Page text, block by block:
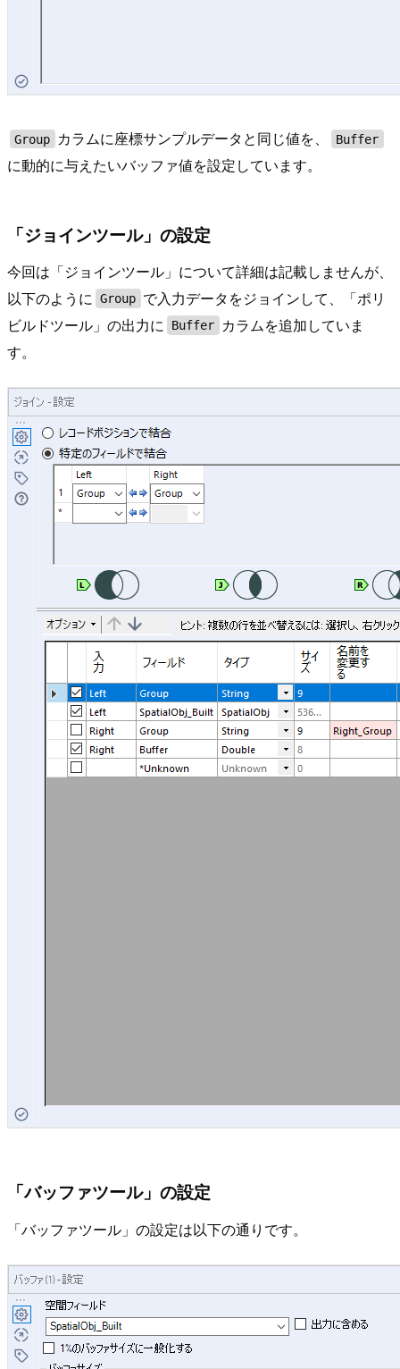
Group カラムに座標サンプルデータと同じ値を、 Buffer
に動的に与えたいバッファ値を設定しています。
「ジョインツール」の設定
今回は「ジョインツール」について詳細は記載しませんが、
以下のように Group で入力データをジョインして、「ポリ
ビルドツール」の出力に
Buffer
カラムを追加していま
す。
「バッファツール」の設定
「バッファツール」の設定は以下の通りです。